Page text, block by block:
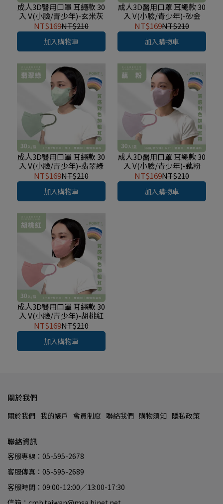
成人3D醫用口罩 耳繩款 30
入 V(小臉/青少年)-玄米灰
NT$169NT$210
加入購物車
成人3D醫用口罩 耳繩款 30
入 V(小臉/青少年)-砂金
NT$169NT$210
加入購物車
成人3D醫用口罩 耳繩款 30
入 V(小臉/青少年)-翡翠綠
NT$169NT$210
加入購物車
成人3D醫用口罩 耳繩款 30
入 V(小臉/青少年)-藕粉
NT$169NT$210
加入購物車
成人3D醫用口罩 耳繩款 30
入 V(小臉/青少年)-胡桃紅
NT$169NT$210
加入購物車
關於我們
關於我們 我的帳戶 會員制度 聯絡我們 購物須知 隱私政策
聯絡資訊
客服專線：05-595-2678
客服傳真：05-595-2689
客服時間：09:00-12:00／13:00-17:30